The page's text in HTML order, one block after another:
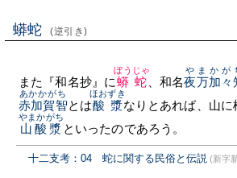
蟒蛇 (逆引き)
また『和名抄』に蟒蛇
ぼうじゃ
、和名夜万加々
やまかが
赤加賀智
あかかがち
とは酸漿
ほおずき
なりとあれば、山
山酸漿
やまかがち
といったのであろう。
十二支考：04 蛇に関する民俗と伝説 (新字